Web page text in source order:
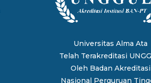
Universitas Alma Ata
Telah Terakreditasi
Oleh Badan Akreditasi
Nasional Perguruan